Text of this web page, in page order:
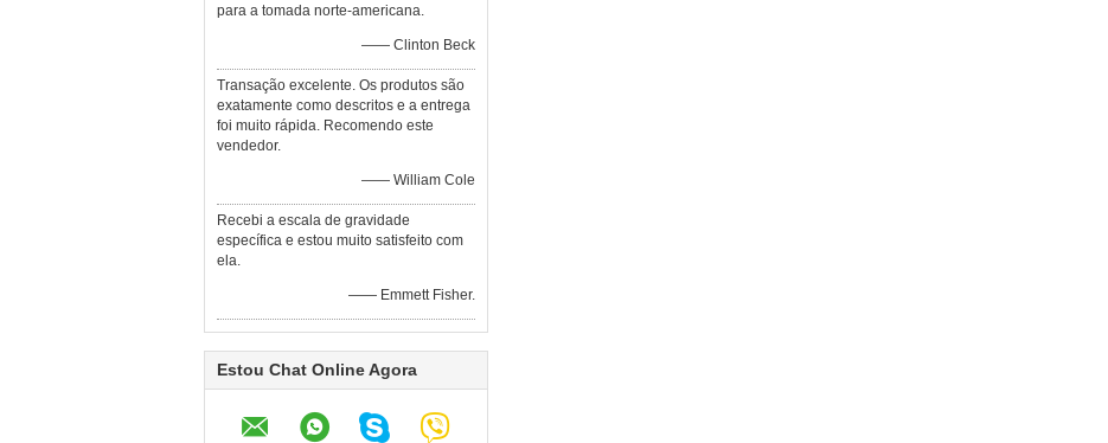
para a tomada norte-americana.
—— Clinton Beck
Transação excelente. Os produtos são
exatamente como descritos e a entrega
foi muito rápida. Recomendo este
vendedor.
—— William Cole
Recebi a escala de gravidade
específica e estou muito satisfeito com
ela.
—— Emmett Fisher.
Estou Chat Online Agora